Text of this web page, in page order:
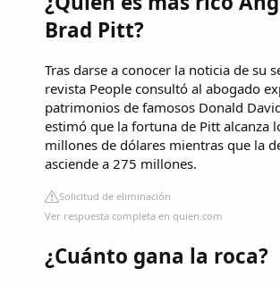
Brad Pitt?
Tras darse a conocer la noticia de su
revista People consultó al abogado
patrimonios de famosos Donald
estimó que la fortuna de Pitt alcanza
millones de dólares mientras que la
asciende a 275 millones.
Solicitud de eliminación
Ver respuesta completa en quien.com
¿Cuánto gana la roca?